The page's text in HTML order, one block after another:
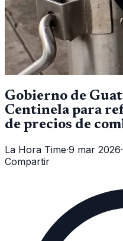
Gobierno de
Centinela para
de precios de
La Hora Time·9 mar 2026·
Compartir